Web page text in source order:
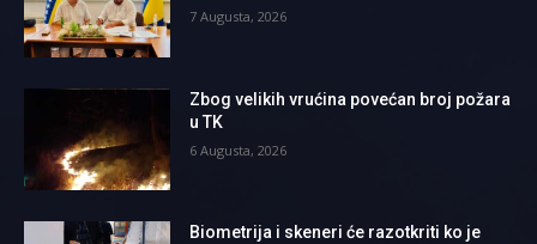
7 Augusta, 2026
Zbog velikih vrućina povećan broj požara
u TK
6 Augusta, 2026
Biometrija i skeneri će razotkriti ko je